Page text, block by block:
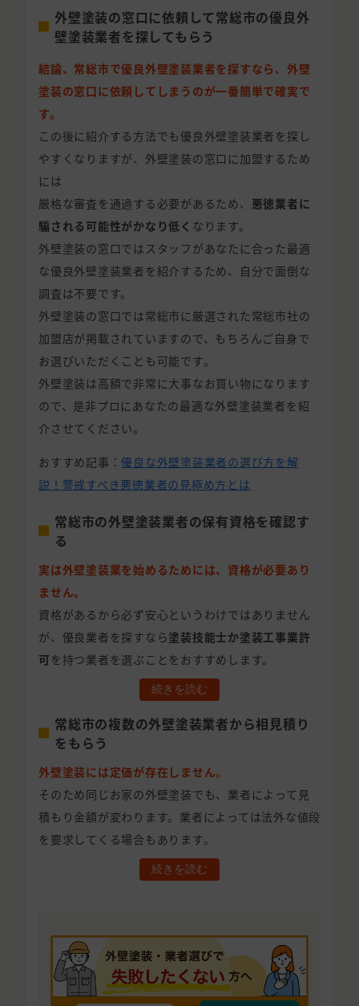
外壁塗装の窓口に依頼して常総市の優良外
壁塗装業者を探してもらう
結論、常総市で優良外壁塗装業者を探すなら、外壁
塗装の窓口に依頼してしまうのが一番簡単で確実で
す。
この後に紹介する方法でも優良外壁塗装業者を探し
やすくなりますが、外壁塗装の窓口に加盟するため
には
厳格な審査を通過する必要があるため、 悪徳業者に
騙される可能性がかなり低く なります。
外壁塗装の窓口ではスタッフがあなたに合った最適
な優良外壁塗装業者を紹介するため、自分で面倒な
調査は不要です。
外壁塗装の窓口では常総市に厳選された常総市社の
加盟店が掲載されていますので、もちろんご自身で
お選びいただくことも可能です。
外壁塗装は高額で非常に大事なお買い物になります
ので、是非プロにあなたの最適な外壁塗装業者を紹
介させてください。
おすすめ記事：優良な外壁塗装業者の選び方を解
説！警戒すべき悪徳業者の見極め方とは
常総市の外壁塗装業者の保有資格を確認す
る
実は外壁塗装業を始めるためには、資格が必要あり
ません。
資格があるから必ず安心というわけではありません
が、優良業者を探すなら塗装技能士か塗装工事業許
可 を持つ業者を選ぶことをおすすめします。
続きを読む
常総市の複数の外壁塗装業者から相見積り
をもらう
外壁塗装には定価が存在しません。
そのため同じお家の外壁塗装でも、業者によって見
積もり金額が変わります。業者によっては法外な値段
を要求してくる場合もあります。
続きを読む